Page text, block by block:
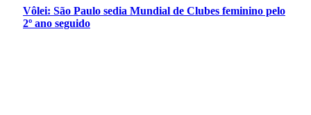
Vôlei: São Paulo sedia Mundial de Clubes feminino pelo
2º ano seguido